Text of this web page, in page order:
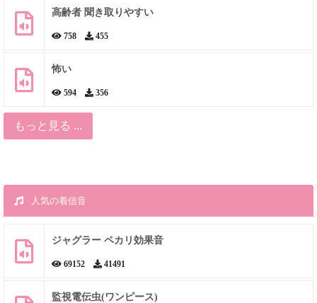
高齢者 聞き取りやすい
758 455
怖い
594 356
もっと見る ...
人気の着信音
ジャグラー ペカリ効果音
69152 41491
監視電伝虫(ワンピース)